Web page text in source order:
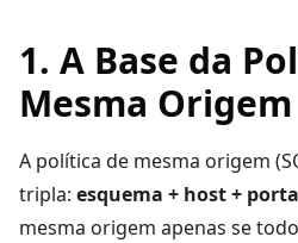
1. A Base da
Mesma Origem
A política de mesma origem
tripla: esquema + host + porta
mesma origem apenas se